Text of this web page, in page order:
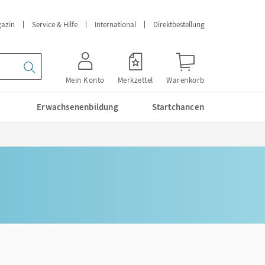
Service & Hilfe International Direktbestellung
Mein Konto Merkzettel Warenkorb
Erwachsenenbildung Startchancen